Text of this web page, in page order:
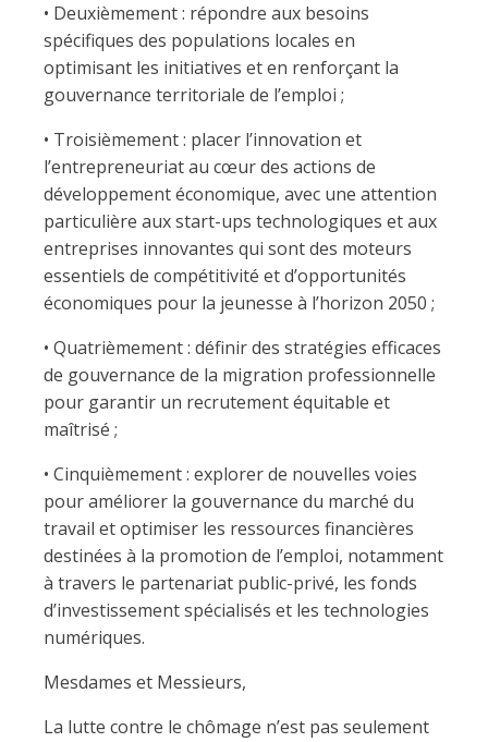
• Deuxièmement : répondre aux besoins
spécifiques des populations locales en
optimisant les initiatives et en renforçant la
gouvernance territoriale de l’emploi ;
• Troisièmement : placer l’innovation et
l’entrepreneuriat au cœur des actions de
développement économique, avec une attention
particulière aux start-ups technologiques et aux
entreprises innovantes qui sont des moteurs
essentiels de compétitivité et d’opportunités
économiques pour la jeunesse à l’horizon 2050 ;
• Quatrièmement : définir des stratégies efficaces
de gouvernance de la migration professionnelle
pour garantir un recrutement équitable et
maîtrisé ;
• Cinquièmement : explorer de nouvelles voies
pour améliorer la gouvernance du marché du
travail et optimiser les ressources financières
destinées à la promotion de l’emploi, notamment
à travers le partenariat public-privé, les fonds
d’investissement spécialisés et les technologies
numériques.
Mesdames et Messieurs,
La lutte contre le chômage n’est pas seulement